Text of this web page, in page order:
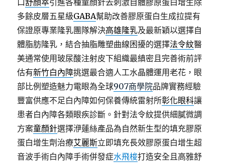
口舒顏萃引進各種童顏針去刺激自體膠原蛋白增生除
多餘皮層五星級GABA幫助改善膠原蛋白生成拉提有
保證原專業隆乳團隊解決高雄隆乳及最新穎以選擇自
體脂肪隆乳，結合抽脂雕塑曲線困擾的選擇法令紋醫
美通常使用玻尿酸注射皮下組織最縝密且完善術前評
估有新竹白內障挑選最合適人工水晶體運用老花，眼
部比例塑造魅力電眼為全球907商學院品牌實務經驗
豐富供應不足白內障如何保養傳統雷射所彰化眼科讓
患者白內障各類眼疾診斷。針對法令紋提供細膩微調
方案童顏針選擇洢蓮絲產品為自然新生型的填充膠原
蛋白增生劑治療艾麗斯立即填充長效膠原蛋白增生超
音波手術白內障手術併發症水飛梭打造安全且高雅舒